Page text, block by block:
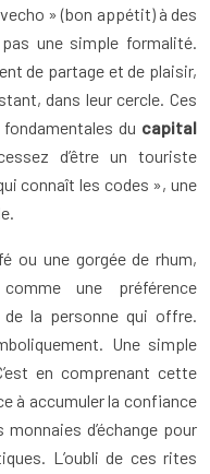
» (bon appétit) à des
une simple formalité.
de partage et de plaisir,
dans leur cercle. Ces
du capital
d’être un touriste
connaît les codes », une
ou une gorgée de rhum,
une préférence
la personne qui offre.
Une simple
en comprenant cette
à accumuler la confiance
d’échange pour
L’oubli de ces rites